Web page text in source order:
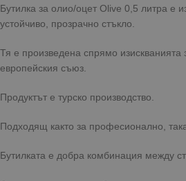
Бутилка за олио/оцет Olive 0,5 литра е
устойчиво, прозрачно стъкло.
Тя е произведена спрямо изискванията
европейския съюз.
Продуктът е турско производство.
Подходящ както за професионално,
Бутилката е добра комбинация между